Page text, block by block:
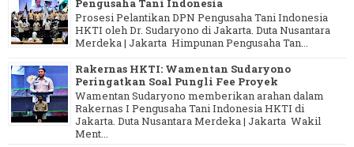
Prosesi Pelantikan DPN Pengusaha Tani Indonesia
HKTI oleh Dr. Sudaryono di Jakarta. Duta Nusantara
Merdeka | Jakarta Himpunan Pengusaha Tan...
Rakernas HKTI: Wamentan Sudaryono
Peringatkan Soal Pungli Fee Proyek
Wamentan Sudaryono memberikan arahan dalam
Rakernas I Pengusaha Tani Indonesia HKTI di
Jakarta. Duta Nusantara Merdeka | Jakarta Wakil
Ment...